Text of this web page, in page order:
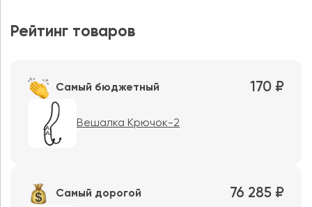
Рейтинг товаров
Самый бюджетный 170 ₽
Вешалка Крючок-2
Самый дорогой 76 285 ₽